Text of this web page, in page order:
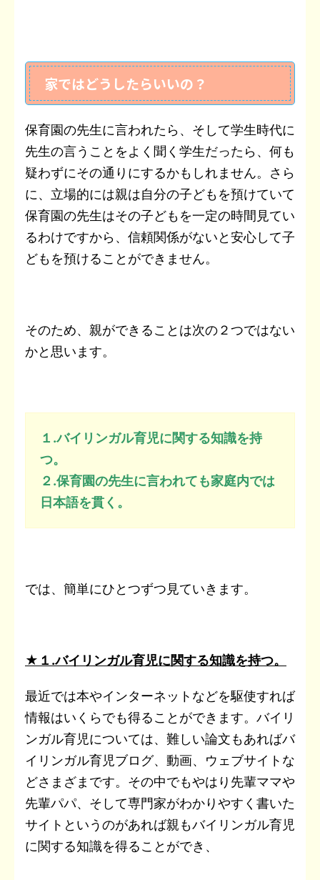
家ではどうしたらいいの？
保育園の先生に言われたら、そして学生時代に
先生の言うことをよく聞く学生だったら、何も
疑わずにその通りにするかもしれません。さら
に、立場的には親は自分の子どもを預けていて
保育園の先生はその子どもを一定の時間見てい
るわけですから、信頼関係がないと安心して子
どもを預けることができません。
そのため、親ができることは次の２つではない
かと思います。
１.バイリンガル育児に関する知識を持
つ。
２.保育園の先生に言われても家庭内では
日本語を貫く。
では、簡単にひとつずつ見ていきます。
★１.バイリンガル育児に関する知識を持つ。
最近では本やインターネットなどを駆使すれば
情報はいくらでも得ることができます。バイリ
ンガル育児については、難しい論文もあればバ
イリンガル育児ブログ、動画、ウェブサイトな
どさまざまです。その中でもやはり先輩ママや
先輩パパ、そして専門家がわかりやすく書いた
サイトというのがあれば親もバイリンガル育児
に関する知識を得ることができ、